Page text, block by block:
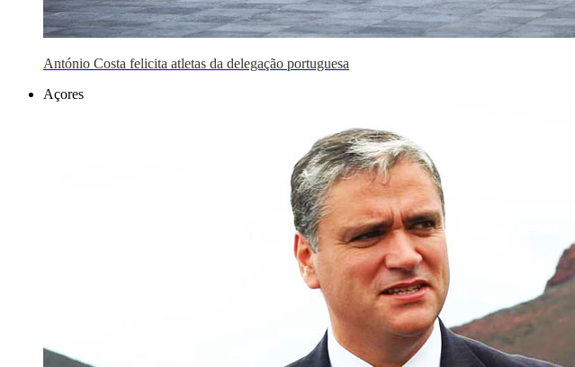
António Costa felicita atletas da delegação portuguesa
Açores